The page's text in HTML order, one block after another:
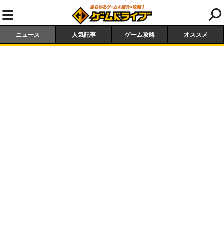
ニュース 人気記事 ゲーム攻略 オススメ